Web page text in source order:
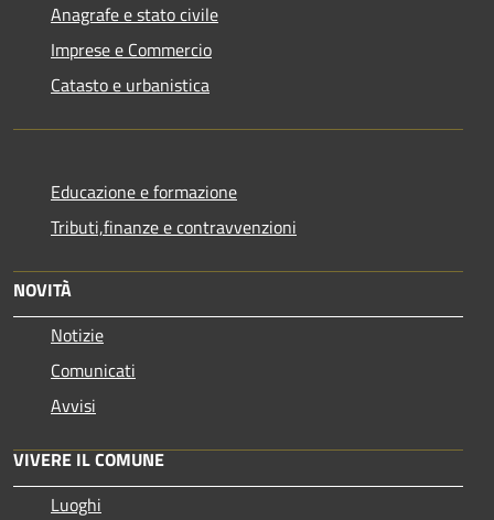
Anagrafe e stato civile
Imprese e Commercio
Catasto e urbanistica
Educazione e formazione
Tributi,finanze e contravvenzioni
NOVITÀ
Notizie
Comunicati
Avvisi
VIVERE IL COMUNE
Luoghi